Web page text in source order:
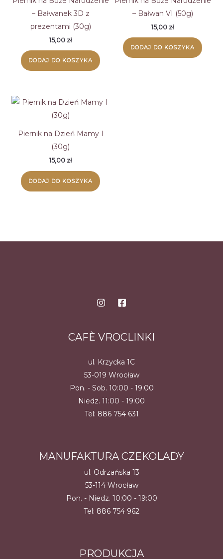
– Bałwanek 3D z
prezentami (30g)
15,00 zł
DODAJ DO KOSZYKA
– Bałwan VI (50g)
15,00 zł
DODAJ DO KOSZYKA
Piernik na Dzień Mamy I
(30g)
15,00 zł
DODAJ DO KOSZYKA
CAFÈ VROCLINKI
ul. Krzycka 1C
53-019 Wrocław
Pon. - Sob. 10:00 - 19:00
Niedz. 11:00 - 19:00
Tel: 886 754 631
MANUFAKTURA CZEKOLADY
ul. Odrzańska 13
53-114 Wrocław
Pon. - Niedz. 10:00 - 19:00
Tel: 886 754 962
PRODUKCJA